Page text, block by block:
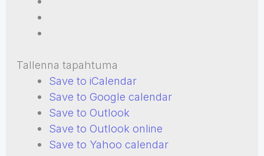
Tallenna tapahtuma
Save to iCalendar
Save to Google calendar
Save to Outlook
Save to Outlook online
Save to Yahoo calendar